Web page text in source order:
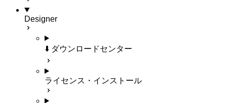
Designer
⬇️ ダウンロードセンター
ライセンス・インストール